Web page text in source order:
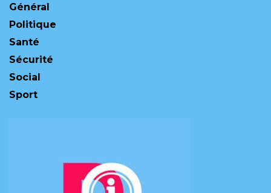
Général
Politique
Santé
Sécurité
Social
Sport